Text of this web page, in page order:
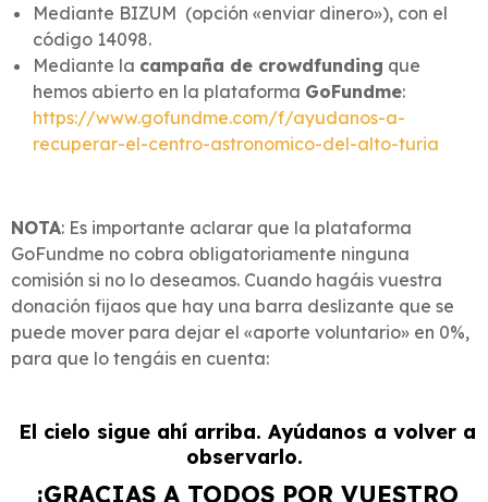
Mediante BIZUM (opción «enviar dinero»), con el
código 14098.
Mediante la campaña de crowdfunding que
hemos abierto en la plataforma GoFundme:
https://www.gofundme.com/f/ayudanos-a-
recuperar-el-centro-astronomico-del-alto-turia
NOTA: Es importante aclarar que la plataforma
GoFundme no cobra obligatoriamente ninguna
comisión si no lo deseamos. Cuando hagáis vuestra
donación fijaos que hay una barra deslizante que se
puede mover para dejar el «aporte voluntario» en 0%,
para que lo tengáis en cuenta:
El cielo sigue ahí arriba. Ayúdanos a volver a
observarlo.
¡GRACIAS A TODOS POR VUESTRO